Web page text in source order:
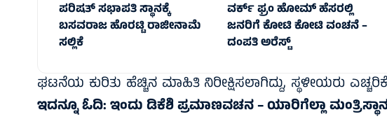
ಪರಿಷತ್ ಸಭಾಪತಿ ಸ್ಥಾನಕ್ಕೆ
ಬಸವರಾಜ ಹೊರಟ್ಟಿ ರಾಜೀನಾಮೆ
ಸಲ್ಲಿಕೆ
ವರ್ಕ್ ಫ್ರಂ ಹೋಮ್ ಹೆಸರಲ್ಲಿ
ಜನರಿಗೆ ಕೋಟಿ ಕೋಟಿ ವಂಚನೆ –
ದಂಪತಿ ಅರೆಸ್ಟ್
ಘಟನೆಯ ಕುರಿತು ಹೆಚ್ಚಿನ ಮಾಹಿತಿ ನಿರೀಕ್ಷಿಸಲಾಗಿದ್ದು, ಸ್ಥಳೀಯರು
ಇದನ್ನೂ ಓದಿ:ಇಂದು ಡಿಕೆಶಿ ಪ್ರಮಾಣವಚನ – ಯಾರಿಗೆಲ್ಲಾ